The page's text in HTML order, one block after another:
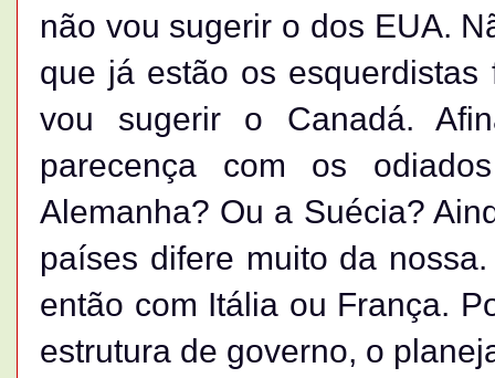
não vou sugerir o dos EUA.
que já estão os
vou sugerir o Canadá.
parecença com os
Alemanha? Ou a Suécia?
países difere muito da
então com Itália ou França.
estrutura de governo, o